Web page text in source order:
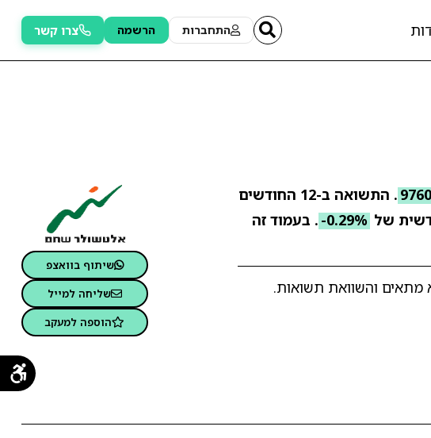
התחברות הרשמה צרו קשר
. התשואה ב-12 החודשים
של -0.29% . בעמוד זה
והשוואת תשואות.
שיתוף בוואצפ
שליחה למייל
הוספה למעקב